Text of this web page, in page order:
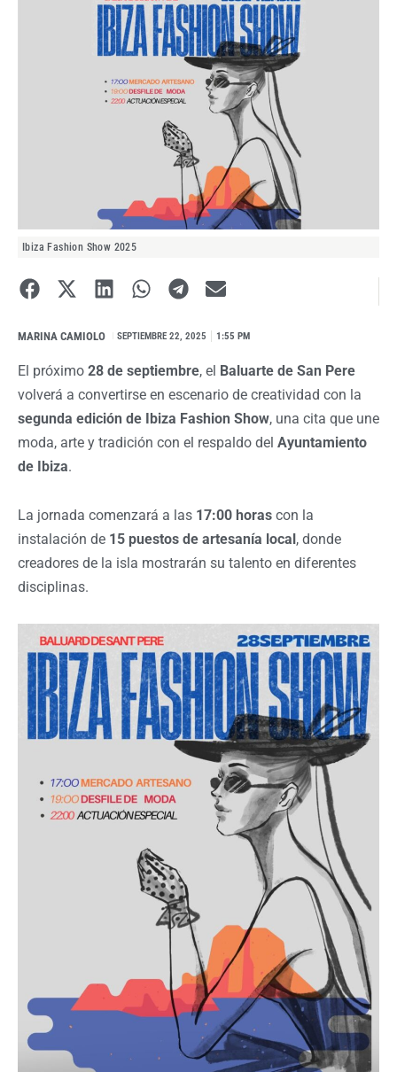
Ibiza Fashion Show 2025
MARINA CAMIOLO SEPTIEMBRE 22, 2025 1:55 PM
El próximo 28 de septiembre, el Baluarte de San Pere
volverá a convertirse en escenario de creatividad con la
segunda edición de Ibiza Fashion Show, una cita que une
moda, arte y tradición con el respaldo del Ayuntamiento
de Ibiza.
La jornada comenzará a las 17:00 horas con la
instalación de 15 puestos de artesanía local, donde
creadores de la isla mostrarán su talento en diferentes
disciplinas.